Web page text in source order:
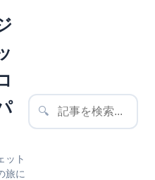
ット
旅に
🔍